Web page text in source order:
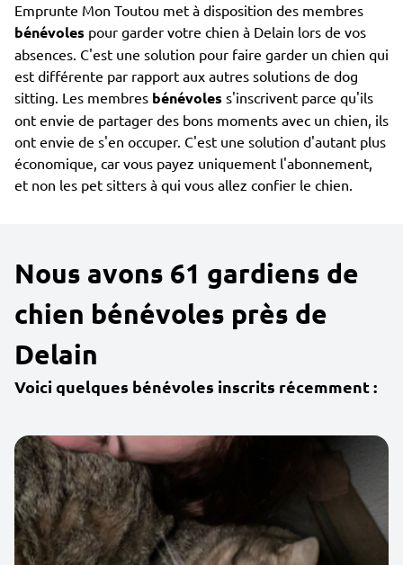
Emprunte Mon Toutou met à disposition des membres
bénévoles pour garder votre chien à Delain lors de vos
absences. C'est une solution pour faire garder un chien qui
est différente par rapport aux autres solutions de dog
sitting. Les membres bénévoles s'inscrivent parce qu'ils
ont envie de partager des bons moments avec un chien, ils
ont envie de s'en occuper. C'est une solution d'autant plus
économique, car vous payez uniquement l'abonnement,
et non les pet sitters à qui vous allez confier le chien.
Nous avons 61 gardiens de
chien bénévoles près de
Delain
Voici quelques bénévoles inscrits récemment :